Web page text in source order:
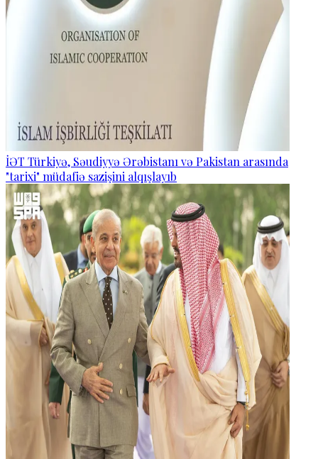
İƏT Türkiyə, Səudiyyə Ərəbistanı və Pakistan arasında
"tarixi" müdafiə sazişini alqışlayıb